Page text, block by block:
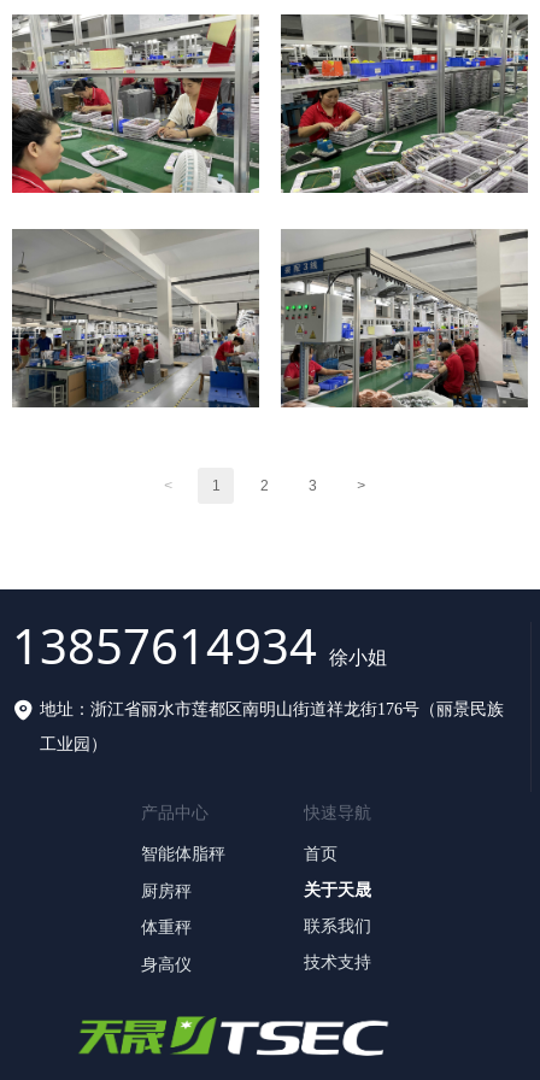
< 1 2 3 >
地址： 浙江省丽水市莲都区南明山街道祥龙街176号（丽景民族
工业园）
13857614934 徐小姐
智能体脂秤
厨房秤
体重秤
身高仪
产品中心
首页
关于天晟
联系我们
技术支持
快速导航